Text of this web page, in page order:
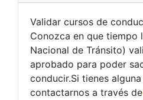
Validar cursos de
Conozca en que tiempo
Nacional de Tránsito)
aprobado para poder
conducir.Si tienes
contactarnos a través de